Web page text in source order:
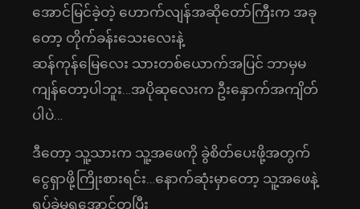
အောင်မြင်ခဲ့တဲ့ ဟောက်လျန်အဆိုတော်ကြီးက အခု
တော့ တိုက်ခန်းသေးလေးနဲ့
ဆန်ကုန်မြေလေး သားတစ်ယောက်အပြင် ဘာမှမ
ကျန်တော့ပါဘူး…အပိုဆုလေးက ဦးနှောက်အကျိတ်
ပါပဲ…
ဒီတော့ သူ့သားက သူ့အဖေကို ခွဲစိတ်ပေးဖို့အတွက်
ငွေရှာဖို့ကြိုးစားရင်း…နောက်ဆုံးမှာတော့ သူ့အဖေနဲ့
ရုပ်ခွဲမရအောင်တူပြီး